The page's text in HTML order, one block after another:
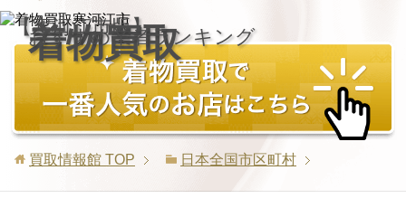
【寒河江市版】
着物買取
おすすめ業者ランキング
買取情報館 TOP 日本全国市区町村